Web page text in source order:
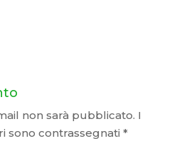
non sarà pubblicato. I
sono contrassegnati *